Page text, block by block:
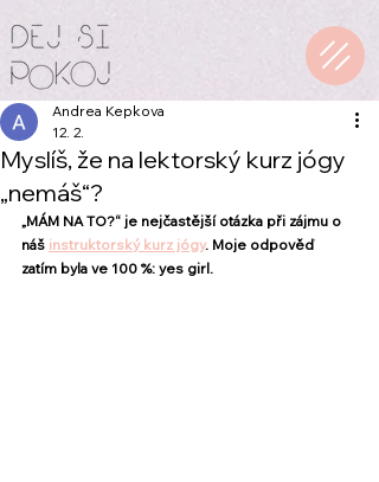
Myslíš, že na lektorský kurz jógy
„nemáš“?
Andrea Kepkova
12. 2.
„MÁM NA TO?“ je nejčastější otázka při zájmu o
náš instruktorský kurz jógy. Moje odpověď
zatím byla ve 100 %: yes girl.